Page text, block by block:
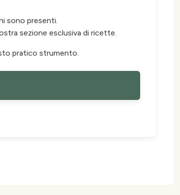
sono presenti.
sezione esclusiva di ricette.
pratico strumento.